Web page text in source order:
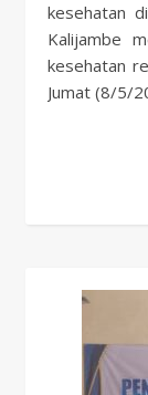
kesehatan
Kalijambe
kesehatan
Jumat (8/5/